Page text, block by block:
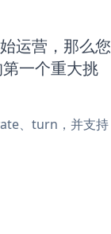
运营，那么您
一个重大挑
、turn，并支持